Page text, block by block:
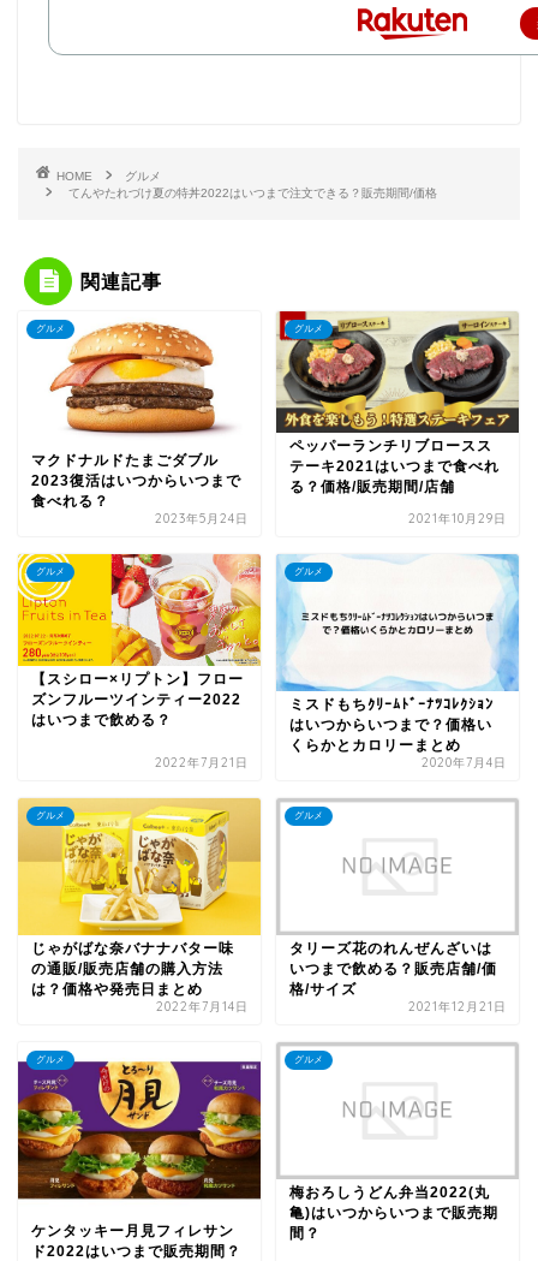
HOME
グルメ
てんやたれづけ夏の特丼2022はいつまで注文できる？販売期間/価格
関連記事
グルメ
マクドナルドたまごダブル
2023復活はいつからいつまで
食べれる？
2023年5月24日
グルメ
ペッパーランチリブロースス
テーキ2021はいつまで食べれ
る？価格/販売期間/店舗
2021年10月29日
グルメ
【スシロー×リプトン】フロー
ズンフルーツインティー2022
はいつまで飲める？
2022年7月21日
グルメ
ミスドもちｸﾘｰﾑﾄﾞｰﾅﾂｺﾚｸｼｮﾝ
はいつからいつまで？価格い
くらかとカロリーまとめ
2020年7月4日
グルメ
じゃがばな奈バナナバター味
の通販/販売店舗の購入方法
は？価格や発売日まとめ
2022年7月14日
グルメ
タリーズ花のれんぜんざいは
いつまで飲める？販売店舗/価
格/サイズ
2021年12月21日
グルメ
ケンタッキー月見フィレサン
ド2022はいつまで販売期間？
グルメ
梅おろしうどん弁当2022(丸
亀)はいつからいつまで販売期
間？